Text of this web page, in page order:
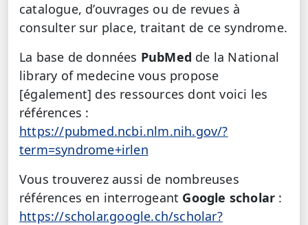
catalogue, d’ouvrages ou de revues à
consulter sur place, traitant de ce syndrome.
La base de données PubMed de la National
library of medecine vous propose
[également] des ressources dont voici les
références :
https://pubmed.ncbi.nlm.nih.gov/?
term=syndrome+irlen
Vous trouverez aussi de nombreuses
références en interrogeant Google scholar :
https://scholar.google.ch/scholar?